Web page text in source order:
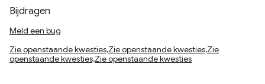
Bijdragen
Meld een bug
Zie openstaande kwesties,Zie openstaande kwesties,Zie
openstaande kwesties,Zie openstaande kwesties